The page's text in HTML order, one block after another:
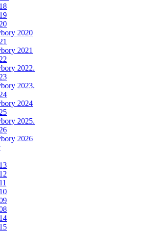
2020
2021
2022.
2023.
2024
2025.
2026